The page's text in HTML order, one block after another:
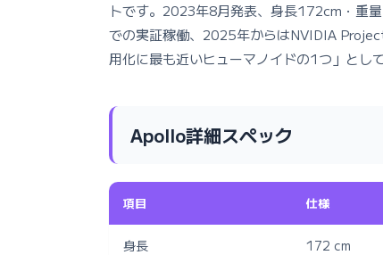
トです。2023年8月発表、身長172cm・重
での実証稼働、2025年からはNVIDIA
用化に最も近いヒューマノイドの1つ」とし
Apollo詳細スペック
項目 仕様
身長 172 cm